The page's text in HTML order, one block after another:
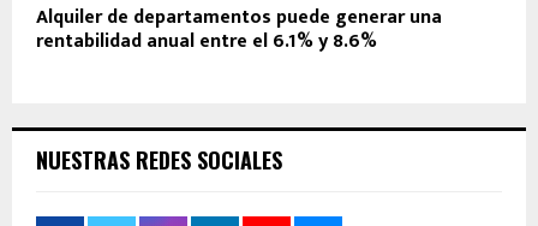
Alquiler de departamentos puede generar una
rentabilidad anual entre el 6.1% y 8.6%
NUESTRAS REDES SOCIALES